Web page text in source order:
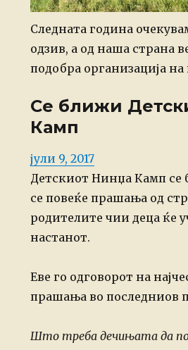
Следната година
одзив, а од наша страна
подобра организација на
Се ближи
Камп
Posted
on
јули 9, 2017
Детскиот Нинџа Камп се
се повеќе прашања од
родителите чии деца ќе
настанот.
Еве го одговорот на
прашања во последниов
Што треба дечињата да